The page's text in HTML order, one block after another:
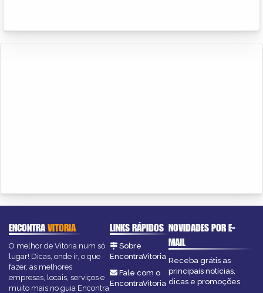
ENCONTRAVITORIA
O melhor de Vitoria num só
lugar! Dicas, onde ir, o que
fazer, as melhores
empresas, locais, serviços e
muito mais no guia Encontra
LINKS RÁPIDOS
Sobre
EncontraVitoria
Fale com o
EncontraVitoria
NOVIDADES POR E-
MAIL
Receba grátis as
principais notícias,
dicas e promoções